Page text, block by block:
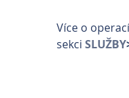
Více o
sekci SLUŽBY